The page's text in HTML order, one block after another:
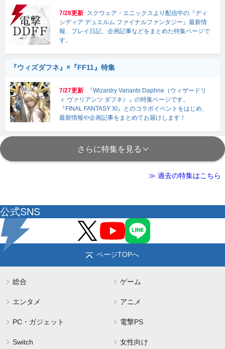
7/28更新 スクウェア・エニックスより配信中の『ディ
シディア デュエルム ファイナルファンタジー』最新情
報、プレイ日記、企画記事などをまとめた特集ページで
す。
『ウィズダフネ』×『FF11』特集
7/27更新
『Wizardry Variants Daphne（ウィザードリ
ィ ヴァリアンツ ダフネ）』の特集ページです。
『FINAL FANTASY XI』とのコラボイベントをはじめ、
最新情報や企画記事をまとめてお届けします！
さらに特集を見る
≫ 過去の特集はこちら
公式SNS
ページTOPへ
総合 ゲーム
エンタメ アニメ
PC・ガジェット 電撃PS
Switch 女性向け